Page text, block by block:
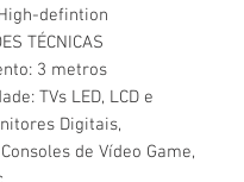
defintion
TÉCNICAS
3 metros
TVs LED, LCD e
Digitais,
de Vídeo Game,